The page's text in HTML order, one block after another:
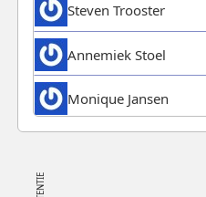
Steven Trooster
Annemiek Stoel
Monique Jansen